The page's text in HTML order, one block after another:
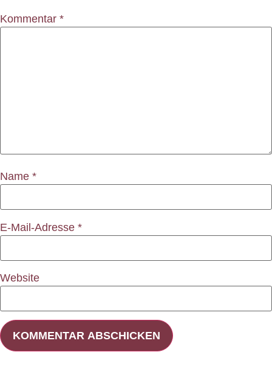
Kommentar *
Name *
E-Mail-Adresse *
Website